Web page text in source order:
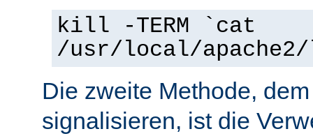
kill -TERM `cat
/usr/local/
Die zweite Methode,
signalisieren, ist die